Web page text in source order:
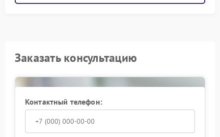
Заказать консультацию
Контактный телефон: